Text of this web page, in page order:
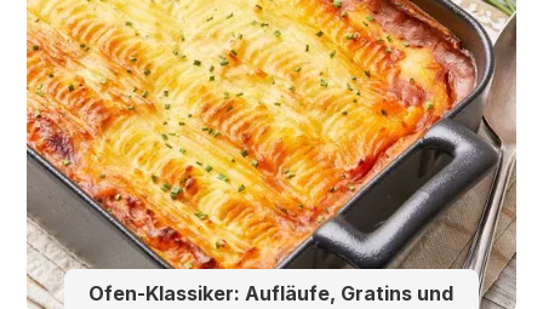
Ofen-Klassiker: Aufläufe, Gratins und